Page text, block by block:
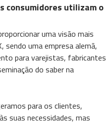
consumidores utilizam o
uma visão mais
sendo uma empresa alemã,
para varejistas, fabricantes
do saber na
para os clientes,
suas necessidades, mas